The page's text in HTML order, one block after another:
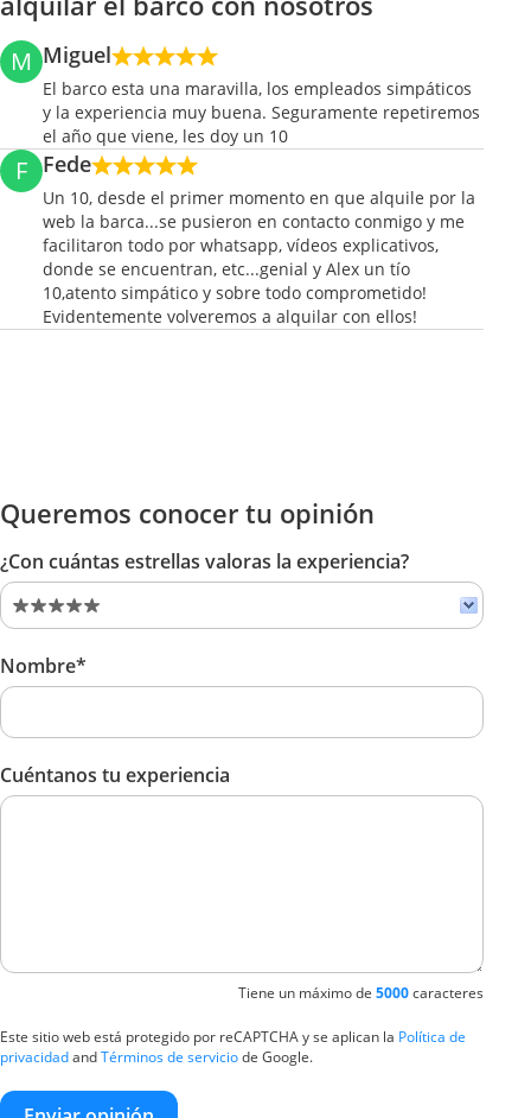
M Miguel
El barco esta una maravilla, los empleados simpáticos
y la experiencia muy buena. Seguramente repetiremos
el año que viene, les doy un 10
F Fede
Un 10, desde el primer momento en que alquile por la
web la barca...se pusieron en contacto conmigo y me
facilitaron todo por whatsapp, vídeos explicativos,
donde se encuentran, etc...genial y Alex un tío
10,atento simpático y sobre todo comprometido!
Evidentemente volveremos a alquilar con ellos!
Queremos conocer tu opinión
¿Con cuántas estrellas valoras la experiencia?
Nombre*
Cuéntanos tu experiencia
Tiene un máximo de 5000caracteres
Este sitio web está protegido por reCAPTCHA y se aplican la Política de
privacidadandTérminos de serviciode Google.